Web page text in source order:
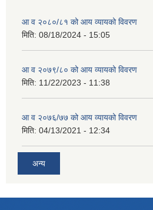
आ व २०८०/८१ को आय व्यायको विवरण
मिति: 08/18/2024 - 15:05
आ व २०७९/८० को आय व्यायको विवरण
मिति: 11/22/2023 - 11:38
आ व २०७६/७७ को आय व्यायको विवरण
मिति: 04/13/2021 - 12:34
अन्य